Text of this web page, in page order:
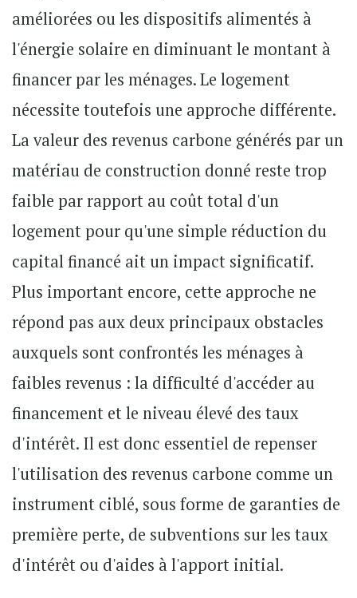
améliorées ou les dispositifs alimentés à
l'énergie solaire en diminuant le montant à
financer par les ménages. Le logement
nécessite toutefois une approche différente.
La valeur des revenus carbone générés par un
matériau de construction donné reste trop
faible par rapport au coût total d'un
logement pour qu'une simple réduction du
capital financé ait un impact significatif.
Plus important encore, cette approche ne
répond pas aux deux principaux obstacles
auxquels sont confrontés les ménages à
faibles revenus : la difficulté d'accéder au
financement et le niveau élevé des taux
d'intérêt. Il est donc essentiel de repenser
l'utilisation des revenus carbone comme un
instrument ciblé, sous forme de garanties de
première perte, de subventions sur les taux
d'intérêt ou d'aides à l'apport initial.